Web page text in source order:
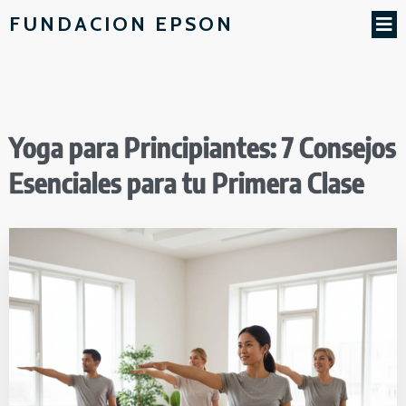
FUNDACION EPSON
Yoga para Principiantes: 7 Consejos
Esenciales para tu Primera Clase